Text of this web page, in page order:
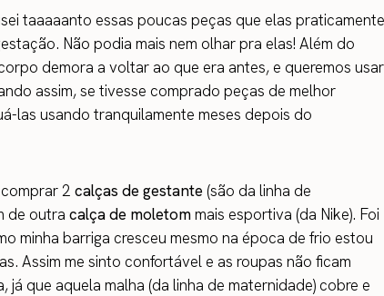
taaaaanto essas poucas peças que elas praticamente
Não podia mais nem olhar pra elas! Além do
demora a voltar ao que era antes, e queremos usar
assim, se tivesse comprado peças de melhor
las usando tranquilamente meses depois do
2 calças de gestante(são da linha de
de outra calça de moletommais esportiva (da Nike). Foi
minha barriga cresceu mesmo na época de frio estou
Assim me sinto confortável e as roupas não ficam
já que aquela malha (da linha de maternidade) cobre e